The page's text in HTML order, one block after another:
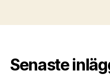
Senaste